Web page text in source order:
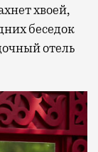
хвоей,
беседок
отель